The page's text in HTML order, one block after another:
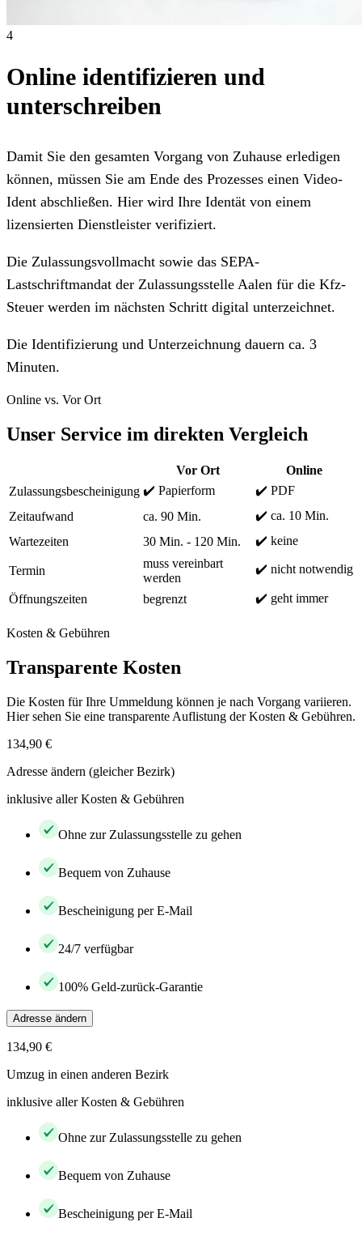
4
Online identifizieren und
unterschreiben
Damit Sie den gesamten Vorgang von Zuhause erledigen
können, müssen Sie am Ende des Prozesses einen Video-
Ident abschließen. Hier wird Ihre Identät von einem
lizensierten Dienstleister verifiziert.
Die Zulassungsvollmacht sowie das SEPA-
Lastschriftmandat der Zulassungsstelle Aalen für die Kfz-
Steuer werden im nächsten Schritt digital unterzeichnet.
Die Identifizierung und Unterzeichnung dauern ca. 3
Minuten.
Online vs. Vor Ort
Unser Service im direkten Vergleich
Vor Ort
Online
Zulassungsbescheinigung ✔️ Papierform
✔️ PDF
Zeitaufwand
ca. 90 Min.
✔️ ca. 10 Min.
Wartezeiten
30 Min. - 120 Min. ✔️ keine
Termin
muss vereinbart
werden
✔️ nicht notwendig
Öffnungszeiten begrenzt ✔️ geht immer
Kosten & Gebühren
Transparente Kosten
Die Kosten für Ihre Ummeldung können je nach Vorgang variieren.
Hier sehen Sie eine transparente Auflistung der Kosten & Gebühren.
134,90 €
Adresse ändern (gleicher Bezirk)
inklusive aller Kosten & Gebühren
Ohne zur Zulassungsstelle zu gehen
Bequem von Zuhause
Bescheinigung per E-Mail
24/7 verfügbar
100% Geld-zurück-Garantie
Adresse ändern
134,90 €
Umzug in einen anderen Bezirk
inklusive aller Kosten & Gebühren
Ohne zur Zulassungsstelle zu gehen
Bequem von Zuhause
Bescheinigung per E-Mail